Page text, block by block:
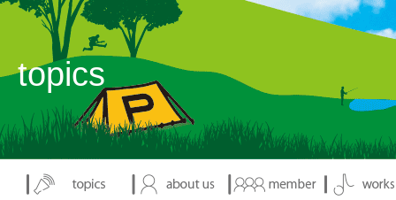
topics
表示：index.php